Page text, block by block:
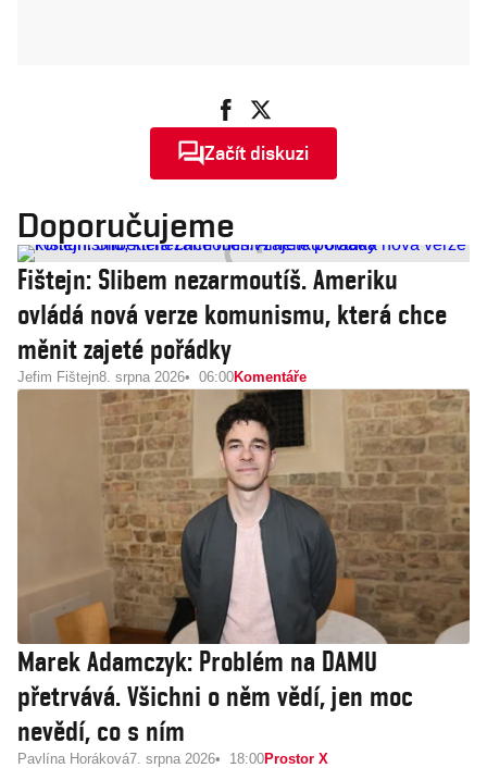
Začít diskuzi
Doporučujeme
Fištejn: Slibem nezarmoutíš. Ameriku
ovládá nová verze komunismu, která chce
měnit zajeté pořádky
Jefim Fištejn8. srpna 2026 06:00Komentáře
Marek Adamczyk: Problém na DAMU
přetrvává. Všichni o něm vědí, jen moc
nevědí, co s ním
Pavlína Horáková7. srpna 2026 18:00Prostor X